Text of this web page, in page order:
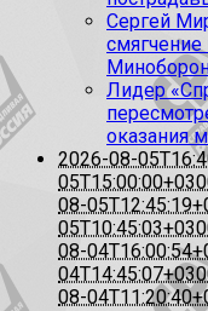
Сергей
смягчение
Лидер
оказания
2026-08-
08-
08-
08-